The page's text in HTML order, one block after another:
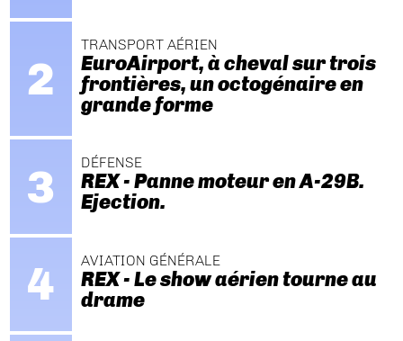
TRANSPORT AÉRIEN
EuroAirport, à cheval sur trois
frontières, un octogénaire en
grande forme
DÉFENSE
REX - Panne moteur en A-29B.
Ejection.
AVIATION GÉNÉRALE
REX - Le show aérien tourne au
drame